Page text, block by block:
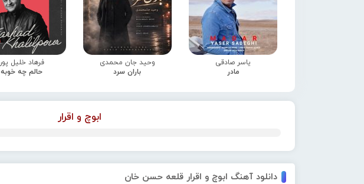
یاسر صادقی
مادر
وحید جان محمدی
باران سرد
فرهاد خلیل پور
حالم چه خوبه
ابوچ و اقرار
دانلود آهنگ ابوچ و اقرار قلعه حسن خان